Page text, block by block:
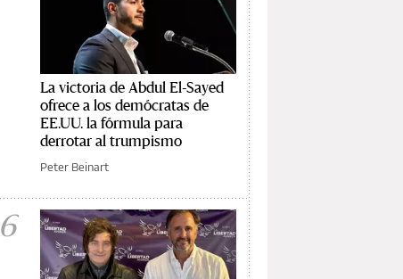
La victoria de Abdul El-Sayed
ofrece a los demócratas de
EE.UU. la fórmula para
derrotar al trumpismo
Peter Beinart
6